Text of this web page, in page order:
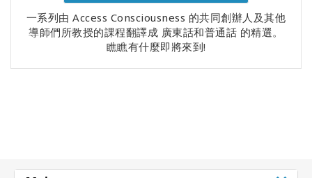
一系列由 Access Consciousness 的共同創辦人及其他
導師們所教授的課程翻譯成 廣東話和普通話 的精選。
瞧瞧有什麼即將來到!